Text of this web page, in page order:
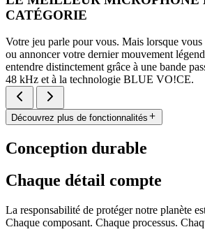
CATÉGORIE
Votre jeu parle pour vous. Mais lorsque
ou annoncer votre dernier mouvement
entendre distinctement grâce à une bande
48 kHz et à la technologie BLUE VO!CE.
Découvrez plus de fonctionnalités
Conception durable
Chaque détail compte
La responsabilité de protéger notre planète
Chaque composant. Chaque processus.